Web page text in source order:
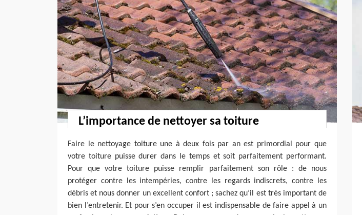
L’importance de nettoyer sa toiture
Faire le nettoyage toiture une à deux fois par an est primordial pour que
votre toiture puisse durer dans le temps et soit parfaitement performant.
Pour que votre toiture puisse remplir parfaitement son rôle : de nous
protéger contre les intempéries, contre les regards indiscrets, contre les
débris et nous donner un excellent confort ; sachez qu’il est très important de
bien l’entretenir. Et pour s’en occuper il est indispensable de faire appel à un